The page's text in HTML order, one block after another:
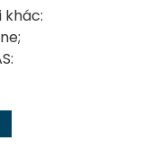
khác: